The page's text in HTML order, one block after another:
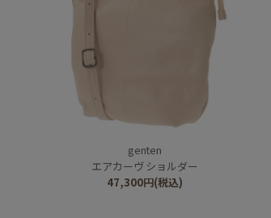
genten
エアカーヴ ショルダー
47,300円(税込)